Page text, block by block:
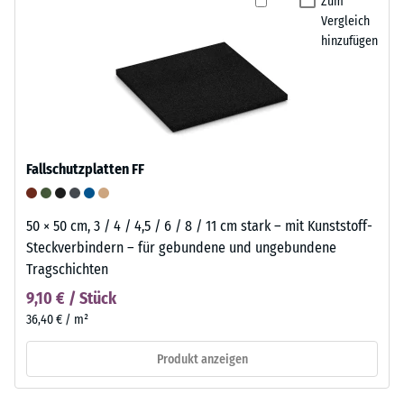
Art und Intensität der Nutzung ab, liegt aber in der Regel
zwischen 6 und 15 Jahren. Fallschutzmatten aus
Gummigranulat müssen erneuert werden, sobald sie brüchig
oder spröde werden oder ihre Elastizität verlieren.
Sportanlage, eines Spielplatzes oder einer Boulderhalle
einzufügen. Farbliche Akzente oder geometrische Muster, wie
z.B. ein Schachbrett, können eingesetzt werden, um
bestimmte Bereiche abzugrenzen oder hervorzuheben.
Mit WARCO Fallschutzplatten, die mit farbigem EPDM-
Granulat eine organische Oberflächenstruktur wie Gras, Holz
oder Stein nachbilden, lassen sich naturnahe Gestaltungen
realisieren.
Vergleich
hinzufügen
Fallschutzplatten FF
50 × 50 cm, 3 / 4 / 4,5 / 6 / 8 / 11 cm stark – mit Kunststoff-
Steckverbindern – für gebundene und ungebundene
Tragschichten
9,10 € / Stück
36,40 € / m²
Produkt anzeigen